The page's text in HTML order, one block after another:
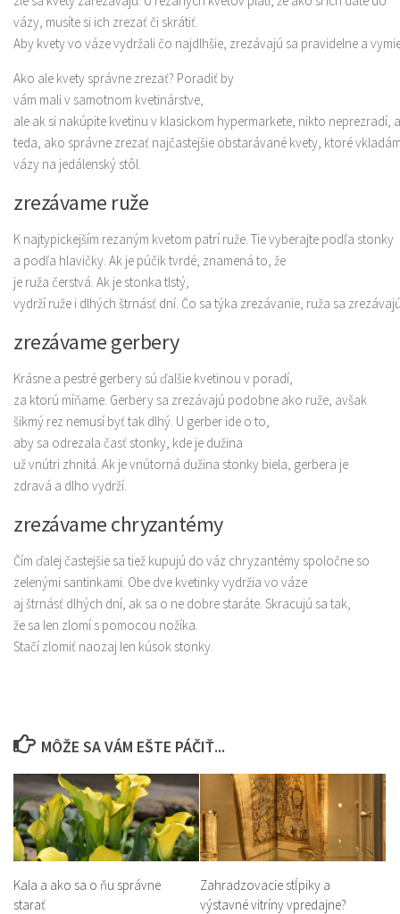
vázy, musíte si ich zrezať či skrátiť.
Aby kvety vo váze vydržali čo najdlhšie, zrezávajú sa pravidelne a
Ako ale kvety správne zrezať? Poradiť by
vám mali v samotnom kvetinárstve,
ale ak si nakúpite kvetinu v klasickom hypermarkete, nikto neprezradí,
teda, ako správne zrezať najčastejšie obstarávané kvety, ktoré
vázy na jedálenský stôl.
zrezávame ruže
K najtypickejším rezaným kvetom patrí ruže. Tie vyberajte podľa stonky
a podľa hlavičky. Ak je púčik tvrdé, znamená to, že
je ruža čerstvá. Ak je stonka tlstý,
vydrží ruže i dlhých štrnásť dní. Čo sa týka zrezávanie, ruža sa
zrezávame gerbery
Krásne a pestré gerbery sú ďalšie kvetinou v poradí,
za ktorú míňame. Gerbery sa zrezávajú podobne ako ruže, avšak
šikmý rez nemusí byť tak dlhý. U gerber ide o to,
aby sa odrezala časť stonky, kde je dužina
už vnútri zhnitá. Ak je vnútorná dužina stonky biela, gerbera je
zdravá a dlho vydrží.
zrezávame chryzantémy
Čím ďalej častejšie sa tiež kupujú do váz chryzantémy spoločne so
zelenými santinkami. Obe dve kvetinky vydržia vo váze
aj štrnásť dlhých dní, ak sa o ne dobre staráte. Skracujú sa tak,
že sa len zlomí s pomocou nožíka.
Stačí zlomiť naozaj len kúsok stonky.
MÔŽE SA VÁM EŠTE PÁČIŤ...
Kala a ako sa o ňu správne
starať
Zahradzovacie stĺpiky a
výstavné vitríny vpredajne?